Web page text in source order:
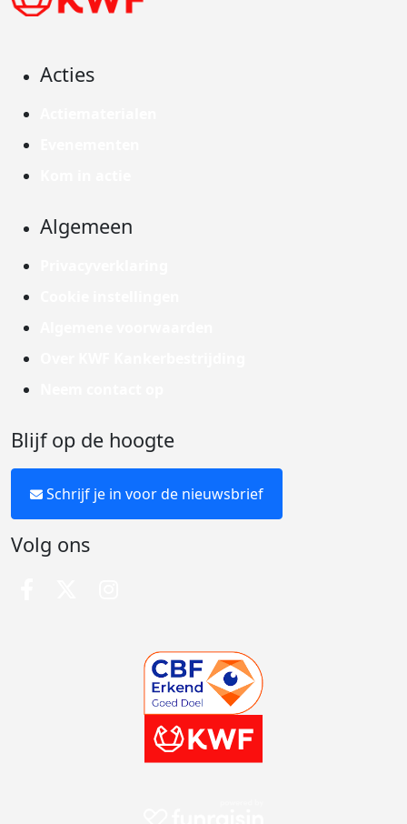
Acties
Algemeen
Blijf op de hoogte
Schrijf je in voor de nieuwsbrief
Volg ons